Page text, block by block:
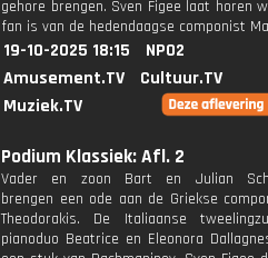
gehore brengen. Sven Figee laat horen
fan is van de hedendaagse componist
19-10-2025 18:15
NPO2
Amusement.TV
Cultuur.TV
Muziek.TV
Podium Klassiek: Afl. 2
Vader en zoon Bart en Julian
brengen een ode aan de Griekse
Theodorakis. De Italiaanse
pianoduo Beatrice en Eleonora